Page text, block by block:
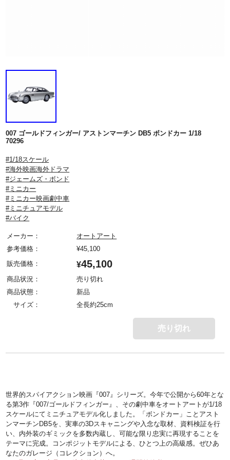
007 ゴールドフィンガー/ アストンマーチン DB5 ボンドカー 1/18
70296
#1/18スケール
#海外映画海外ドラマ
#ジェームズ・ボンド
#ミニカー
#ミニカー映画劇中車
#ミニチュアモデル
#バイク
メーカー：
オートアート
参考価格：
¥45,100
販売価格：
¥45,100
商品状況：
売り切れ
商品状態：
新品
サイズ：
全長約25cm
売り切れ
世界的スパイアクション映画『007』シリーズ。今年で公開から60年とな
る第3作『007/ゴールドフィンガー』、その劇中車をオートアートが1/18
スケールにてミニチュアモデル化しました。「ボンドカー」ことアスト
ンマーチンDB5を、実車の3Dスキャニングや入念な取材、資料検証を行
い、内外装のギミックを多数内蔵し、可能な限り忠実に再現することを
テーマに完成。コンポジットモデルによる、ひとつ上の高級感。ぜひあ
なたのガレージ（コレクション）へ。